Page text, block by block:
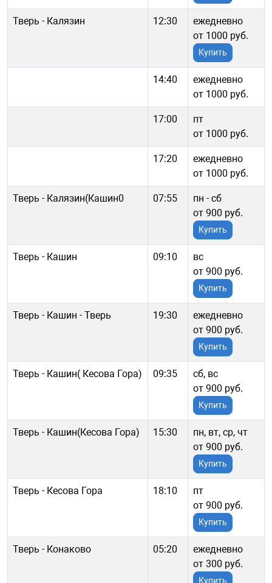
Тверь - Калязин 12:30
ежедневно
от 1000 руб.
Купить
14:40
ежедневно
от 1000 руб.
17:00
пт
от 1000 руб.
17:20
ежедневно
от 1000 руб.
Тверь - Калязин(Кашин0 07:55
пн - cб
от 900 руб.
Купить
Тверь - Кашин 09:10
вс
от 900 руб.
Купить
Тверь - Кашин - Тверь 19:30
ежедневно
от 900 руб.
Купить
Тверь - Кашин( Кесова Гора) 09:35
сб, вс
от 900 руб.
Купить
Тверь - Кашин(Кесова Гора) 15:30
пн, вт, ср, чт
от 900 руб.
Купить
Тверь - Кесова Гора 18:10
пт
от 900 руб.
Купить
Тверь - Конаково 05:20
ежедневно
от 300 руб.
Купить